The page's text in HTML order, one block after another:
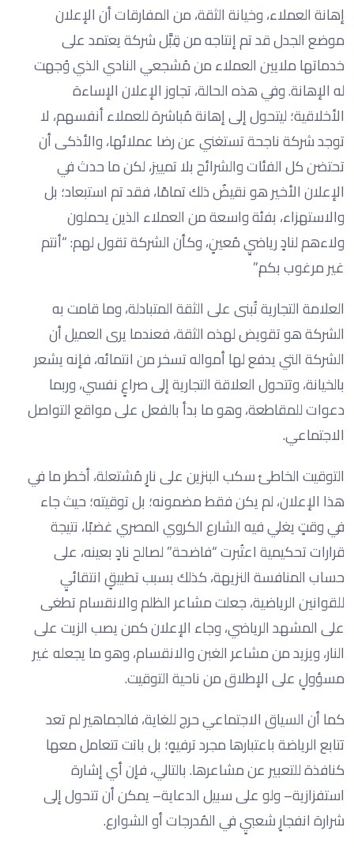
إهانة العملاء، وخيانة الثقة، من المفارقات أن الإعلان
موضع الجدل قد تم إنتاجه من قِبَّل شركة يعتمد على
خدماتها ملايين العملاء من مُشجعي النادي الذي وُجهت
له الإهانة. وفي هذه الحالة، تجاوز الإعلان الإساءة
الأخلاقية؛ ليتحول إلى إهانة مُباشرة للعملاء أنفسهم، لا
توجد شركة ناجحة تستغني عن رضا عملائها، والأذكى أن
تحتضن كل الفئات والشرائح بلا تمييز، لكن ما حدث في
الإعلان الأخير هو نقيضٌ ذلك تمامًا، فقد تم استبعاد؛ بل
والاستهزاء، بفئة واسعة من العملاء الذين يحملون
ولاءهم لنادٍ رياضيٍ مُعينٍ، وكأن الشركة تقول لهم: “أنتم
غير مرغوب بكم.”
العلامة التجارية تُبنى على الثقة المتبادلة، وما قامت به
الشركة هو تقويض لهذه الثقة، فعندما يرى العميل أن
الشركة التي يدفع لها أمواله تسخر من انتمائه، فإنه يشعر
بالخيانة، وتتحول العلاقة التجارية إلى صراعٍ نفسي، وربما
دعوات للمقاطعة، وهو ما بدأ بالفعل على مواقع التواصل
الاجتماعي.
التوقيت الخاطئ سكب البنزين على نارٍ مُشتعلة، أخطر ما في
هذا الإعلان، لم يكن فقط مضمونه؛ بل توقيته؛ حيث جاء
في وقتٍ يغلي فيه الشارع الكروي المصري غضبًا، نتيجة
قرارات تحكيمية اعتُبرت “فاضحة” لصالح نادٍ بعينه، على
حساب المنافسة النزيهة، كذلك بسبب تطبيقٍ انتقائيٍ
للقوانين الرياضية، جعلت مشاعر الظلم والانقسام تطغى
على المشهد الرياضي، وجاء الإعلان كمن يصب الزيت على
النار، ويزيد من مشاعر الغبن والانقسام، وهو ما يجعله غير
مسؤولٍ على الإطلاق من ناحية التوقيت.
كما أن السياق الاجتماعي حرج للغاية، فالجماهير لم تعد
تتابع الرياضة باعتبارها مجرد ترفيهٍ؛ بل باتت تتعامل معها
كنافذة للتعبير عن مشاعرها. بالتالي، فإن أي إشارة
استفزازية– ولو على سبيل الدعاية– يمكن أن تتحول إلى
شرارة انفجارٍ شعبيٍ في المُدرجات أو الشوارع.